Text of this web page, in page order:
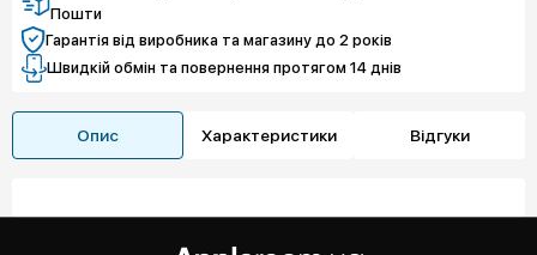
Пошти
Гарантія від виробника та магазину до 2 років
Швидкій обмін та повернення протягом 14 днів
Опис Характеристики Відгуки